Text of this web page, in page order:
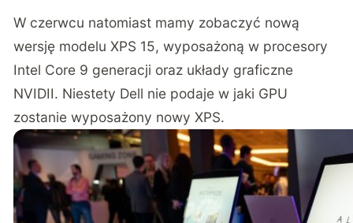
W czerwcu natomiast mamy zobaczyć nową
wersję modelu XPS 15, wyposażoną w procesory
Intel Core 9 generacji oraz układy graficzne
NVIDII. Niestety Dell nie podaje w jaki GPU
zostanie wyposażony nowy XPS.